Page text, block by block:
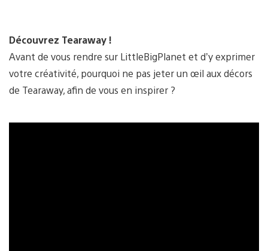
Découvrez Tearaway !
Avant de vous rendre sur LittleBigPlanet et d’y exprimer
votre créativité, pourquoi ne pas jeter un œil aux décors
de Tearaway, afin de vous en inspirer ?